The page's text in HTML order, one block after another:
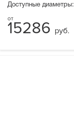
Доступные диаметры:
15286 руб.